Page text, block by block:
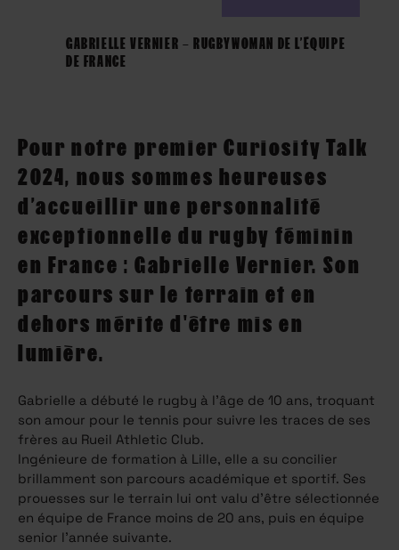
GABRIELLE VERNIER – RUGBYWOMAN DE L’ÉQUIPE
DE FRANCE
Pour notre premier Curiosity Talk
2024, nous sommes heureuses
d’accueillir une personnalité
exceptionnelle du rugby féminin
en France : Gabrielle Vernier. Son
parcours sur le terrain et en
dehors mérite d'être mis en
lumière.
Gabrielle a débuté le rugby à l’âge de 10 ans, troquant
son amour pour le tennis pour suivre les traces de ses
frères au Rueil Athletic Club.
Ingénieure de formation à Lille, elle a su concilier
brillamment son parcours académique et sportif. Ses
prouesses sur le terrain lui ont valu d’être sélectionnée
en équipe de France moins de 20 ans, puis en équipe
senior l’année suivante.